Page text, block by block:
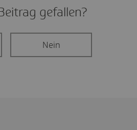
gefal­len?
Nein